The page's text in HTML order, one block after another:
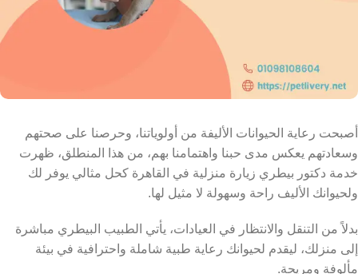
أصبحت رعاية الحيوانات الأليفة من أولوياتنا، وحرصنا على صحتهم
وسعادتهم يعكس مدى حبنا واهتمامنا بهم، من هذا المنطلق، ظهرت
خدمة دكتور بيطري زيارة منزلية في القاهرة كحل مثالي يوفر لك
ولحيوانك الأليف راحة وسهولة لا مثيل لها.
بدلاً من التنقل والانتظار في العيادات، يأتي الطبيب البيطري مباشرة
إلى منزلك، ليقدم لحيوانك رعاية طبية شاملة واحترافية في بيئة
مألوفة ومريحة.